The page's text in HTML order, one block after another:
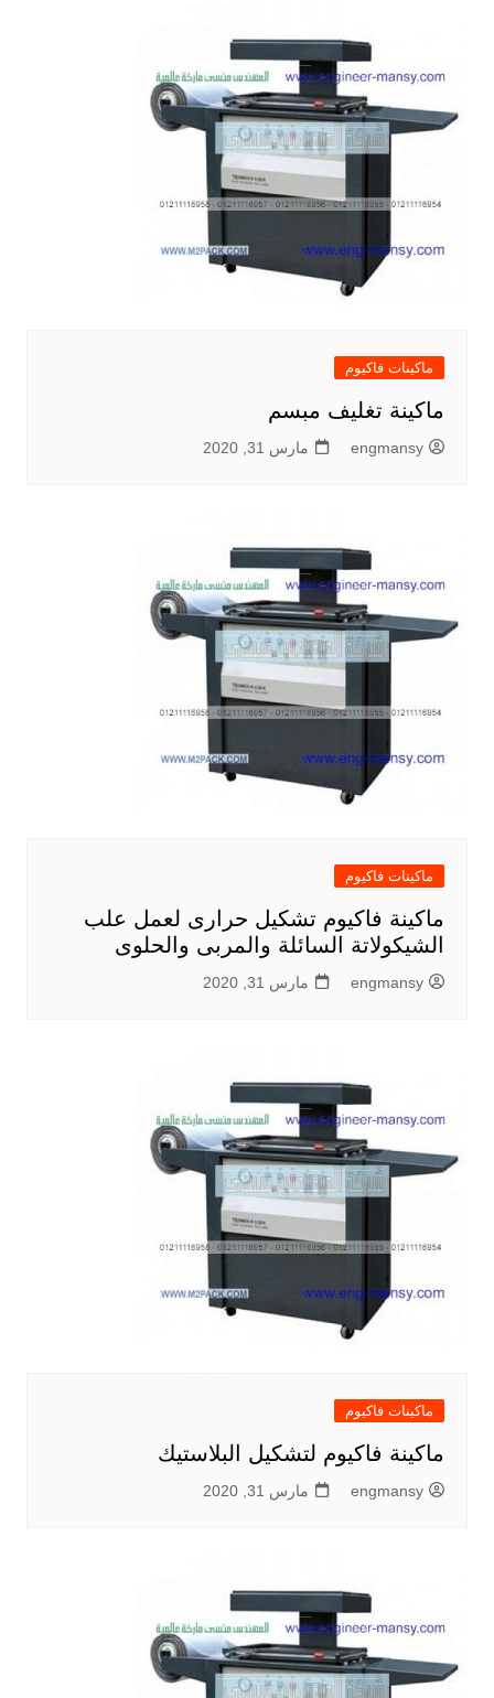
ماكينات فاكيوم
ماكينة تغليف مبسم
engmansy مارس 31, 2020
ماكينات فاكيوم
ماكينة فاكيوم تشكيل حرارى لعمل علب
الشيكولاتة السائلة والمربى والحلوى
engmansy مارس 31, 2020
ماكينات فاكيوم
ماكينة فاكيوم لتشكيل البلاستيك
engmansy مارس 31, 2020